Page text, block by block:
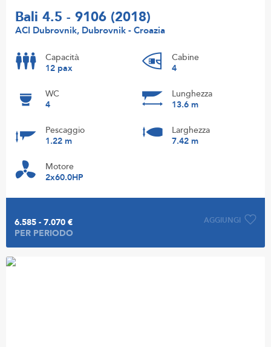
Bali 4.5 - 9106 (2018)
ACI Dubrovnik, Dubrovnik - Croazia
Capacità
12 pax
Cabine
4
WC
4
Lunghezza
13.6 m
Pescaggio
1.22 m
Larghezza
7.42 m
Motore
2x60.0HP
AGGIUNGI
6.585 - 7.070 €
PER PERIODO